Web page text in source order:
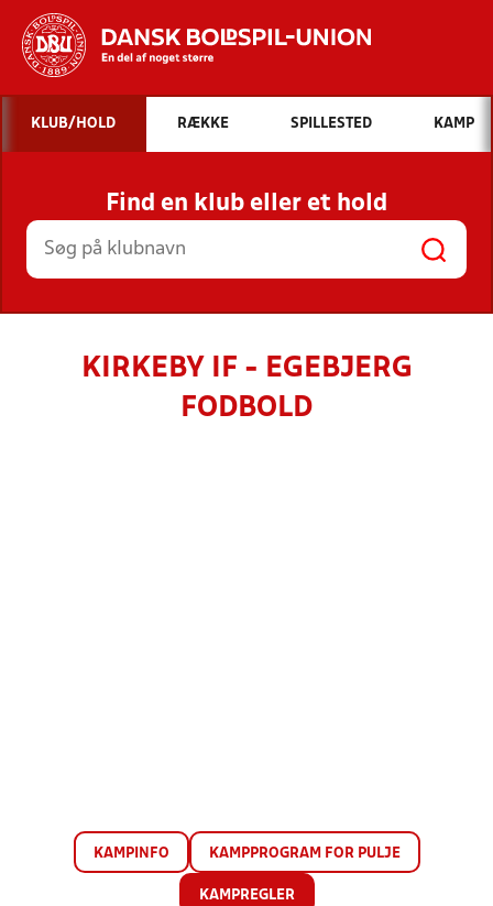
Hvad vil du søge efter?
INDHOLD OG NYHEDER
STILLINGER, RESULTATER, KLUBBER OG
HOLD
KLUB/HOLD RÆKKE SPILLESTED KAMP
Find en klub eller et hold
KIRKEBY IF - EGEBJERG
FODBOLD
KAMPINFO KAMPPROGRAM FOR PULJE
KAMPREGLER